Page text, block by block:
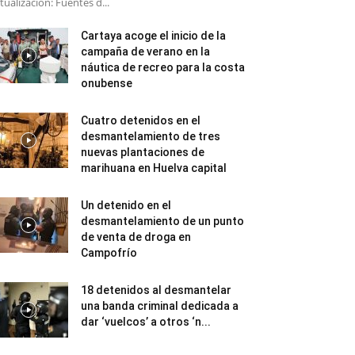
Cartaya acoge el inicio de la
campaña de verano en la
náutica de recreo para la costa
onubense
Cuatro detenidos en el
desmantelamiento de tres
nuevas plantaciones de
marihuana en Huelva capital
Un detenido en el
desmantelamiento de un punto
de venta de droga en
Campofrío
18 detenidos al desmantelar
una banda criminal dedicada a
dar ‘vuelcos’ a otros ‘n...